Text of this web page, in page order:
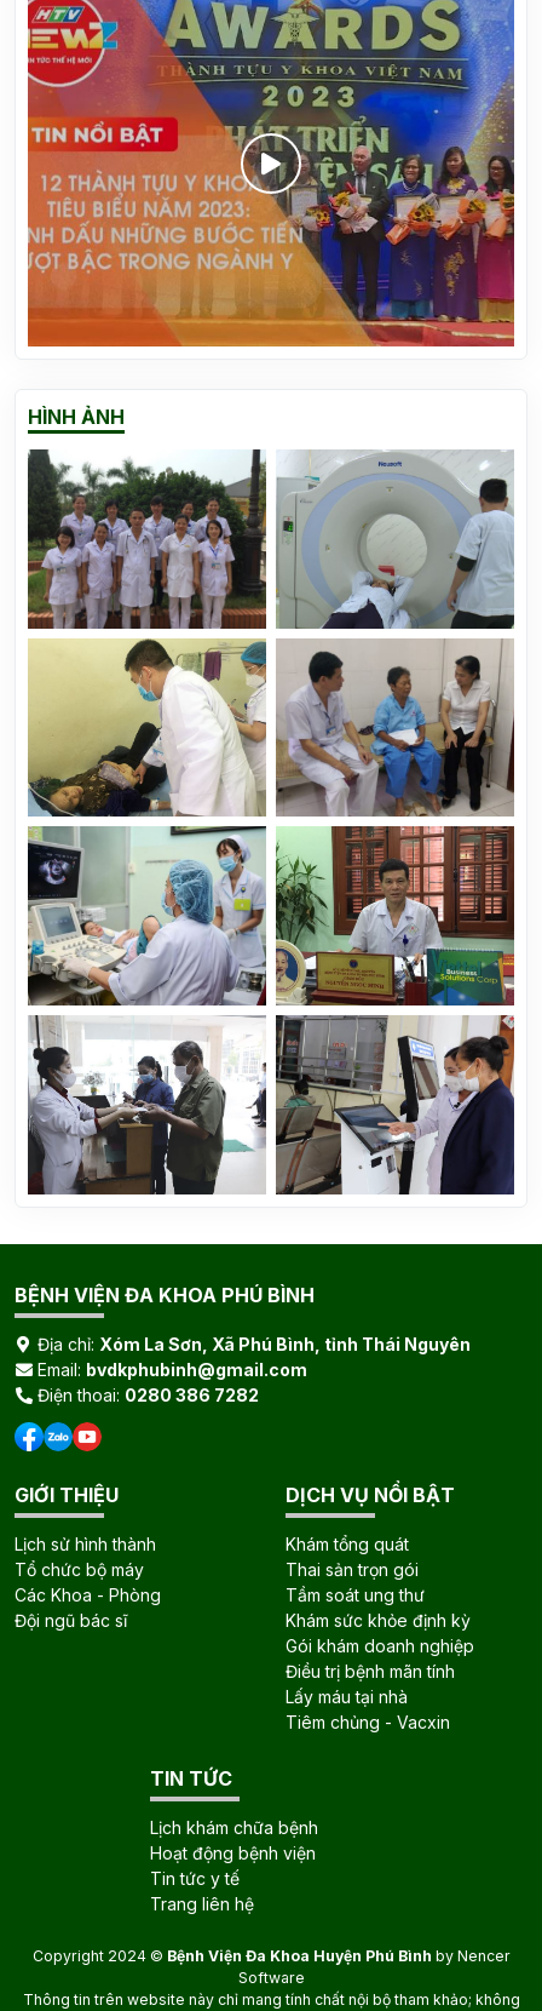
HÌNH ẢNH
BỆNH VIỆN ĐA KHOA PHÚ BÌNH
Địa chỉ: Xóm La Sơn, Xã Phú Bình, tỉnh Thái Nguyên
Email: bvdkphubinh@gmail.com
Điện thoai: 0280 386 7282
GIỚI THIỆU
Lịch sử hình thành
Tổ chức bộ máy
Các Khoa - Phòng
Đội ngũ bác sĩ
DỊCH VỤ NỔI BẬT
Khám tổng quát
Thai sản trọn gói
Tầm soát ung thư
Khám sức khỏe định kỳ
Gói khám doanh nghiệp
Điều trị bệnh mãn tính
Lấy máu tại nhà
Tiêm chủng - Vacxin
TIN TỨC
Lịch khám chữa bệnh
Hoạt động bệnh viện
Tin tức y tế
Trang liên hệ
Copyright 2024 © Bệnh Viện Đa Khoa Huyện Phú Bình by Nencer
Software
Thông tin trên website này chỉ mang tính chất nội bộ tham khảo; không